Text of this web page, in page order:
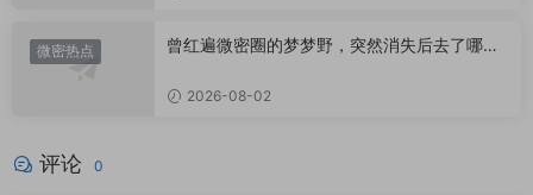
微密热点
曾红遍微密圈的梦梦野，突然消失后去了哪
2026-08-02
评论 0